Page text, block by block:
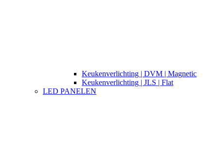
Keukenverlichting | DVM | Magnetic
Keukenverlichting | JLS | Flat
LED PANELEN